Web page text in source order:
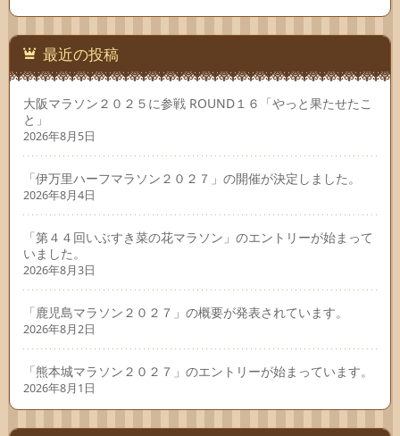
最近の投稿
大阪マラソン２０２５に参戦 ROUND１６「やっと果たせたこ
と」
2026年8月5日
「伊万里ハーフマラソン２０２７」の開催が決定しました。
2026年8月4日
「第４４回いぶすき菜の花マラソン」のエントリーが始まって
いました。
2026年8月3日
「鹿児島マラソン２０２７」の概要が発表されています。
2026年8月2日
「熊本城マラソン２０２７」のエントリーが始まっています。
2026年8月1日